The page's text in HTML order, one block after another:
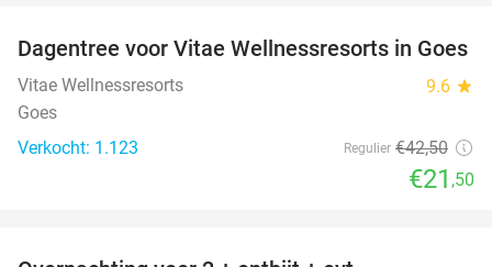
49%
Dagentree voor Vitae Wellnessresorts in Goes
Vitae Wellnessresorts 9.6 star
Goes
Verkocht: 1.123
Regulier €42,50
€21 ,50